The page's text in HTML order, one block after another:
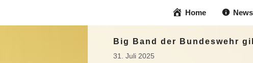
Home News
Big Band der Bundeswehr
31. Juli 2025